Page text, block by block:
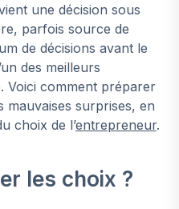
une décision sous
parfois source de
de décisions avant le
des meilleurs
Voici comment préparer
surprises, en
choix de l’entrepreneur.
les choix ?